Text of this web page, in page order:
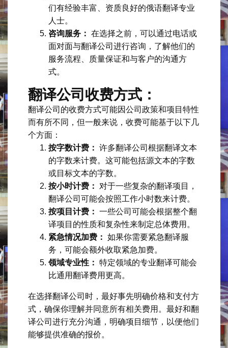
们有经验丰富、资质良好的俄语翻译专业
人士。
咨询服务： 在选择之前，可以通过电话或
面对面与翻译公司进行咨询，了解他们的
服务流程、质量保证和与客户的沟通方
式。
翻译公司收费方式：
翻译公司的收费方式可能因公司政策和项目特性
而有所不同，但一般来说，收费可能基于以下几
个方面：
按字数计费： 许多翻译公司根据翻译文本
的字数来计费。这可能包括源文本的字数
或目标文本的字数。
按小时计费：
对于一些复杂的翻译项目，
翻译公司可能会按照工作小时数来计费。
按项目计费： 一些公司可能会根据整个翻
译项目的性质和复杂性来制定总体费用。
紧急情况加费： 如果你需要紧急翻译服
务，可能会额外收取紧急加费。
领域专业性： 特定领域的专业翻译可能会
比通用翻译费用更高。
在选择翻译公司时，最好事先明确价格和支付方
式，确保你理解并同意所有相关费用。最好和翻
译公司进行充分沟通，明确项目细节，以便他们
能够提供准确的报价。